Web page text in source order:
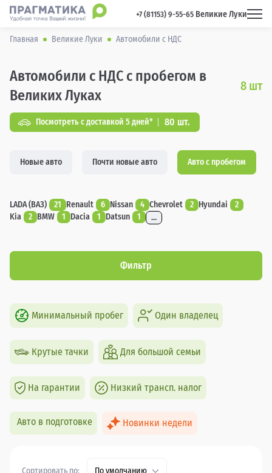
+7 (81153) 9-55-65 Великие Луки
Главная Великие Луки Автомобили с НДС
Автомобили с НДС с пробегом в
Великих Луках
8 шт
Посмотреть с доставкой 5 дней* 80 шт.
Новые авто Почти новые авто Авто с пробегом
LADA (ВАЗ) 21 Renault 6 Nissan 4 Chevrolet 2 Hyundai
2
Kia
2 BMW 1 Dacia 1 Datsun 1 ...
Фильтр
Минимальный пробег Один владелец
Крутые тачки Для большой семьи
На гарантии Низкий трансп. налог
Авто в подготовке Новинки недели
Сортировать по: По умолчанию